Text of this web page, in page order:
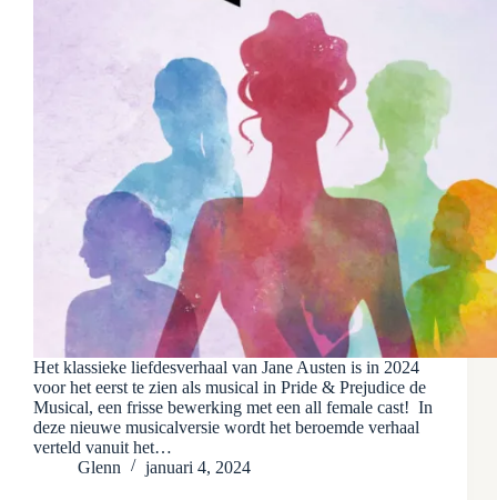
Het klassieke liefdesverhaal van Jane Austen is in 2024
voor het eerst te zien als musical in Pride & Prejudice de
Musical, een frisse bewerking met een all female cast! In
deze nieuwe musicalversie wordt het beroemde verhaal
verteld vanuit het…
Glenn
januari 4, 2024